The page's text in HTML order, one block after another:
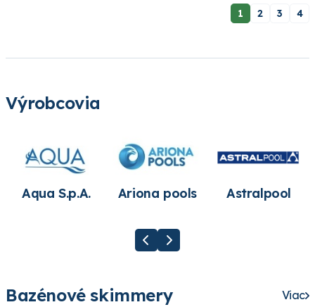
1 2 3 4
Výrobcovia
Aqua S.p.A. Ariona pools Astralpool
Bazénové skimmery Viac